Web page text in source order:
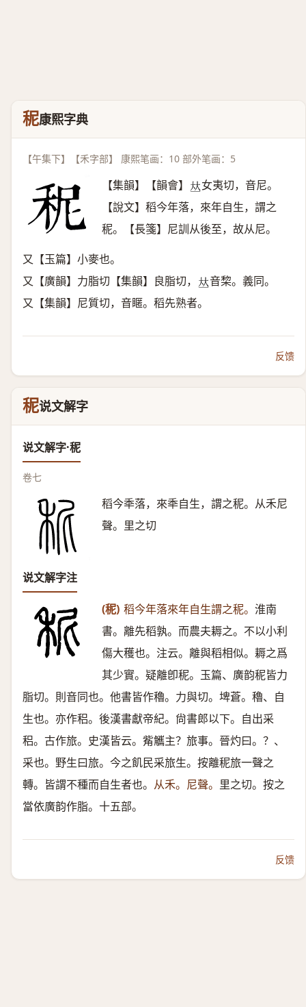
秜康熙字典
【午集下】【禾字部】 康熙笔画：10 部外笔画：5
【集韻】【韻會】 𠀤女夷切，音尼。
【說文】稻今年落，來年自生，謂之
秜。【長箋】尼訓从後至，故从尼。
又【玉篇】小麥也。
又【廣韻】力脂切【集韻】良脂切， 𠀤音棃。義同。
又【集韻】尼質切，音䁥。稻先熟者。
反馈
秜说文解字
说文解字·秜
卷七
稻今秊落，來秊自生，謂之秜。从禾尼
聲。里之切
说文解字注
(秜) 稻今年落來年自生謂之秜。 淮南
書。離先稻孰。而農夫耨之。不以小利
傷大穫也。注云。離與稻相似。耨之爲
其少實。疑離卽秜。玉篇、廣韵秜皆力
脂切。則音同也。他書皆作穭。力與切。埤蒼。穭、自
生也。亦作稆。後漢書獻帝紀。尙書郎以下。自出采
稆。古作旅。史漢皆云。觜觿主？旅事。晉灼曰。？、
采也。野生曰旅。今之飢民采旅生。按離秜旅一聲之
轉。皆謂不種而自生者也。 从禾。尼聲。 里之切。按之
當依廣韵作脂。十五部。
反馈